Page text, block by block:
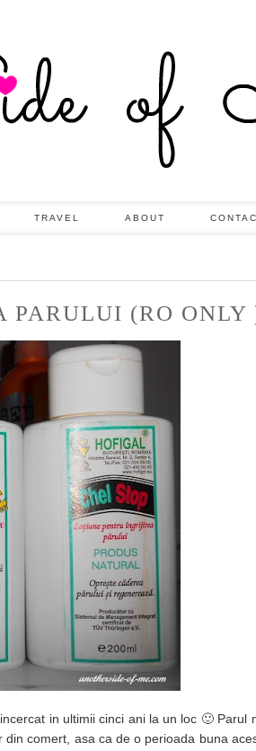
TRAVEL ABOUT
PARULUI (RO ONLY
in ultimii cinci ani la un loc 🙂 Parul
comert, asa ca de o perioada buna